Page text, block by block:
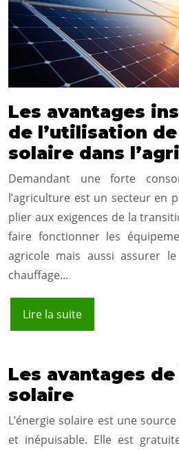
Les avantages
de l’utilisation
solaire dans
Demandant une forte
l’agriculture est un secteur en
plier aux exigences de la
faire fonctionner les
agricole mais aussi assurer
chauffage…
Lire la suite
Les avantages
solaire
L’énergie solaire est une
et inépuisable. Elle est